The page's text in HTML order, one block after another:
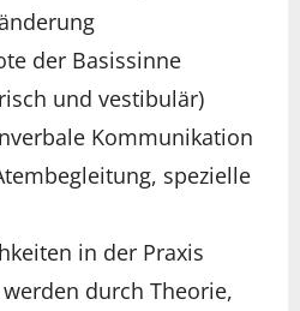
der Basissinne
und vestibulär)
Kommunikation
spezielle
in der Praxis
durch Theorie,